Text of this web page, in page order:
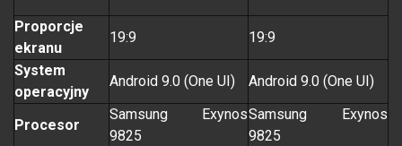
Proporcje
ekranu
19:9
19:9
System
operacyjny
Android 9.0 (One UI) Android 9.0 (One UI)
Procesor
Samsung Exynos
9825
Samsung Exynos
9825